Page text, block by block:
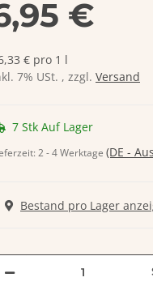
€
€ pro 1 l
7% USt. , zzgl. Versand
7 Stk Auf Lager
2 - 4 Werktage (DE -
Bestand pro Lager